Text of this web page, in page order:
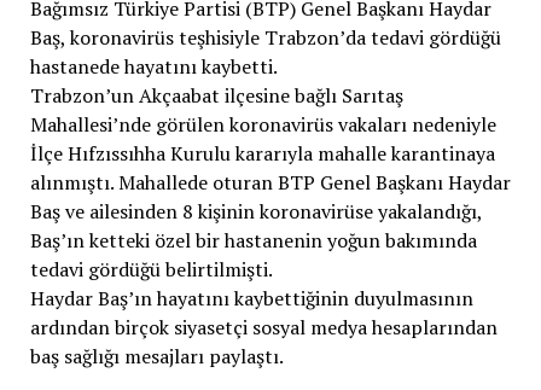
Bağımsız Türkiye Partisi (BTP) Genel Başkanı Haydar
Baş, koronavirüs teşhisiyle Trabzon’da tedavi gördüğü
hastanede hayatını kaybetti.
Trabzon’un Akçaabat ilçesine bağlı Sarıtaş
Mahallesi’nde görülen koronavirüs vakaları nedeniyle
İlçe Hıfzıssıhha Kurulu kararıyla mahalle karantinaya
alınmıştı. Mahallede oturan BTP Genel Başkanı Haydar
Baş ve ailesinden 8 kişinin koronavirüse yakalandığı,
Baş’ın ketteki özel bir hastanenin yoğun bakımında
tedavi gördüğü belirtilmişti.
Haydar Baş’ın hayatını kaybettiğinin duyulmasının
ardından birçok siyasetçi sosyal medya hesaplarından
baş sağlığı mesajları paylaştı.